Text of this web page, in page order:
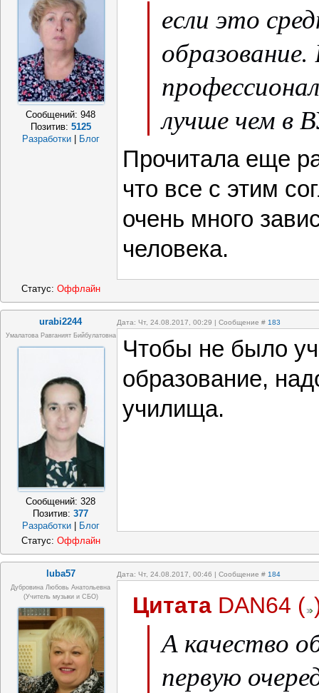
Сообщений:948
Позитив: 5125
Разработки
Блог
если это
лучше чем в
Прочитала еще
что все с этим
очень много
человека.
Статус: Оффлайн
urabi2244 Дата: Чт, 24.08.2017, 00:29 | Сообщение # 183
Умалатова Равганият Бийбулатовна
Сообщений:328
Позитив:377
Разработки
Блог
Чтобы не было
образование,
училища.
Статус: Оффлайн
luba57 Дата: Чт, 24.08.2017, 00:46 | Сообщение # 184
Дубровина Любовь Анатольевна
(учитель музыки и СБО)
Цитата DAN64 (
А качество
первую